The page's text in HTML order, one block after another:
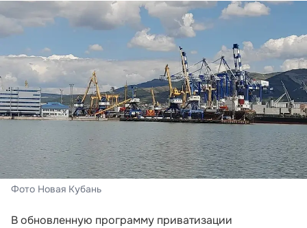
Фото Новая Кубань
В обновленную программу приватизации